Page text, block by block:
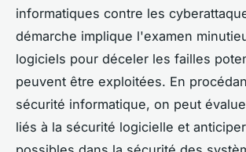
informatiques contre les
démarche implique l'examen
logiciels pour déceler les failles
peuvent être exploitées. En
sécurité informatique, on peut
liés à la sécurité logicielle et